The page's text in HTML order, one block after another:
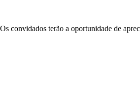
convidados terão a oportunidade de